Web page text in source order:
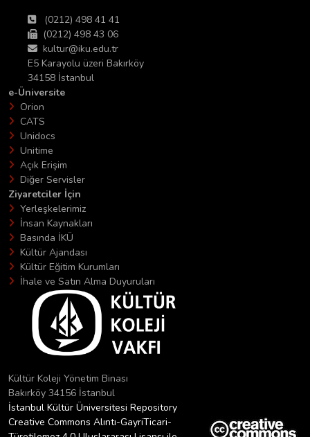
(0212) 498 41 41
(0212) 498 43 06
kultur@iku.edu.tr
E5 Karayolu üzeri Bakırköy
34158 İstanbul
e-Üniversite
Orion
CATS
Unidocs
Unitime
Açık Erişim
Diğer Servisler
Ziyaretciler İçin
Yerleşkelerimiz
İnsan Kaynakları
Basında İKÜ
Kültür Ajandası
Kültür Eğitim Kurumları
İhale ve Satın Alma Duyuruları
Kültür Koleji Yönetim Binası
Bakırköy 34156 İstanbul
İstanbul Kültür Üniversitesi Repository
Creative Commons Alıntı-GayriTicari-